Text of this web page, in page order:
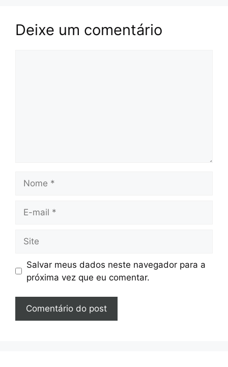
Deixe um comentário
mail
Salvar meus dados neste navegador para a
próxima vez que eu comentar.